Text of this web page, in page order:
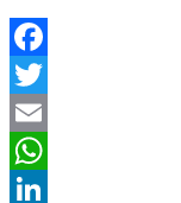
Facebook
Twitter
Email
WhatsApp